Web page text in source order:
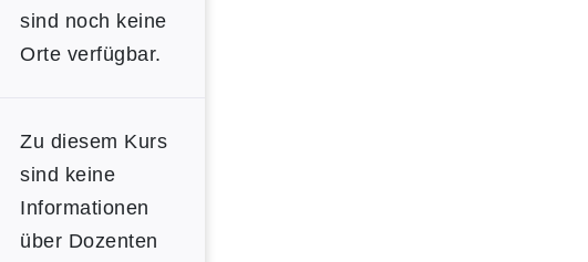
sind noch keine
Orte verfügbar.
Zu diesem Kurs
sind keine
Informationen
über Dozenten